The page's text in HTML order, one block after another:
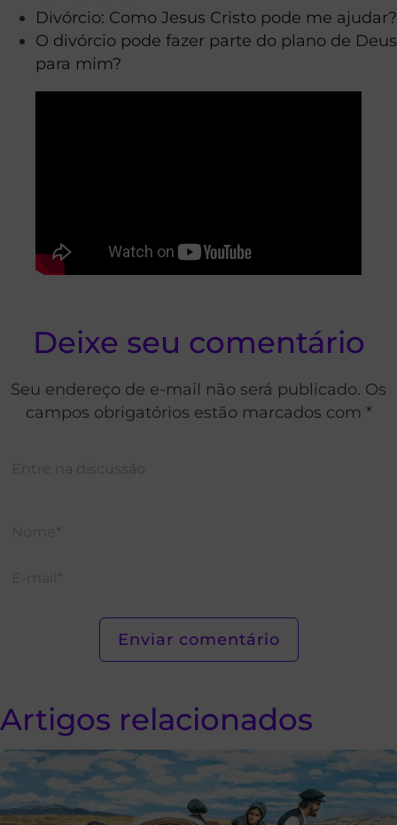
Divórcio: Como Jesus Cristo pode me ajudar?
O divórcio pode fazer parte do plano de Deus
para mim?
Deixe seu comentário
Seu endereço de e-mail não será publicado. Os
campos obrigatórios estão marcados com *
Artigos relacionados